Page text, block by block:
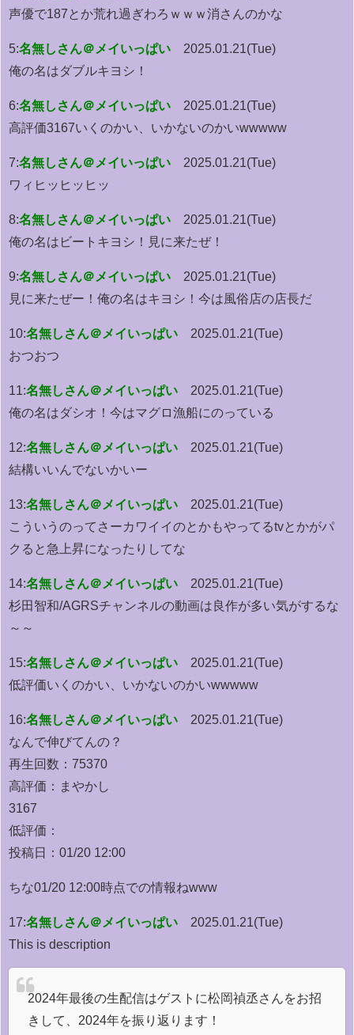
声優で187とか荒れ過ぎわろｗｗｗ消さんのかな
5:名無しさん＠メイいっぱい
2025.01.21(Tue)
俺の名はダブルキヨシ！
6:名無しさん＠メイいっぱい
2025.01.21(Tue)
高評価3167いくのかい、いかないのかいwwwww
7:名無しさん＠メイいっぱい
2025.01.21(Tue)
ワィヒッヒッヒッ
8:名無しさん＠メイいっぱい
2025.01.21(Tue)
俺の名はビートキヨシ！見に来たぜ！
9:名無しさん＠メイいっぱい
2025.01.21(Tue)
見に来たぜー！俺の名はキヨシ！今は風俗店の店長だ
10:名無しさん＠メイいっぱい
2025.01.21(Tue)
おつおつ
11:名無しさん＠メイいっぱい
2025.01.21(Tue)
俺の名はダシオ！今はマグロ漁船にのっている
12:名無しさん＠メイいっぱい
2025.01.21(Tue)
結構いいんでないかいー
13:名無しさん＠メイいっぱい
2025.01.21(Tue)
こういうのってさーカワイイのとかもやってるtvとかがパ
クると急上昇になったりしてな
14:名無しさん＠メイいっぱい
2025.01.21(Tue)
杉田智和/AGRSチャンネルの動画は良作が多い気がするな
～～
15:名無しさん＠メイいっぱい
2025.01.21(Tue)
低評価いくのかい、いかないのかいwwwww
16:名無しさん＠メイいっぱい
2025.01.21(Tue)
なんで伸びてんの？
再生回数：75370
高評価：まやかし
3167
低評価：
投稿日：01/20 12:00
ちな01/20 12:00時点での情報ねwww
17:名無しさん＠メイいっぱい
2025.01.21(Tue)
This is description
2024年最後の生配信はゲストに松岡禎丞さんをお招
きして、2024年を振り返ります！